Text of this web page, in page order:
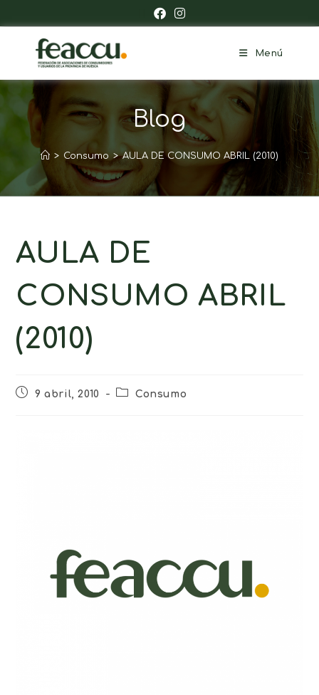
Menú
Blog
> Consumo > AULA DE CONSUMO ABRIL (2010)
AULA DE
CONSUMO ABRIL
(2010)
9 abril, 2010 Consumo